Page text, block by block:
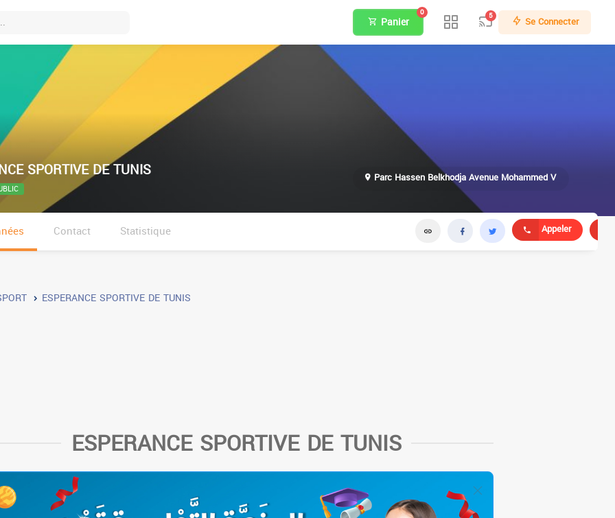
Panier
0 5 Se Connecter
SPORTIVE DE TUNIS Parc Hassen Belkhodja Avenue Mohammed V
Contact Statistique Appeler
ESPERANCE SPORTIVE DE TUNIS
ESPERANCE SPORTIVE DE TUNIS